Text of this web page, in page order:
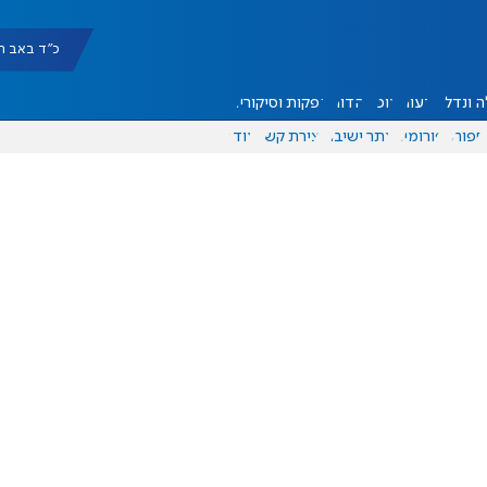
כ"ד באב תשפ"ו
ונדל"ן דעות אוכל יהדות הפקות וסיקורים
ספורט פורומים אתר ישיבה יצירת קשר עוד